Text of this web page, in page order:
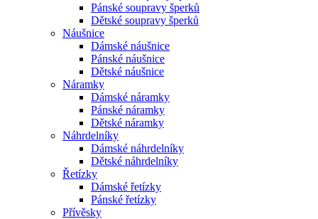
Pánské soupravy šperků
Dětské soupravy šperků
Náušnice
Dámské náušnice
Pánské náušnice
Dětské náušnice
Náramky
Dámské náramky
Pánské náramky
Dětské náramky
Náhrdelníky
Dámské náhrdelníky
Dětské náhrdelníky
Řetízky
Dámské řetízky
Pánské řetízky
Přívěsky